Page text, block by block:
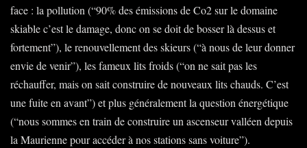
face : la pollution (“90% des émissions de Co2 sur le domaine
skiable c’est le damage, donc on se doit de bosser là dessus et
fortement”), le renouvellement des skieurs (“à nous de leur donner
envie de venir”), les fameux lits froids (“on ne sait pas les
réchauffer, mais on sait construire de nouveaux lits chauds. C’est
une fuite en avant”) et plus généralement la question énergétique
(“nous sommes en train de construire un ascenseur valléen depuis
la Maurienne pour accéder à nos stations sans voiture”).